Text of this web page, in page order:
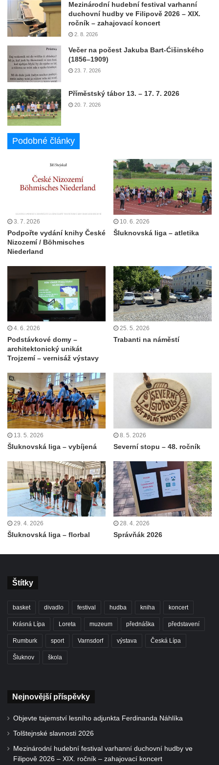
Mezinárodní hudební festival varhanní
duchovní hudby ve Filipově 2026 – XIX.
ročník – zahajovací koncert
2. 8. 2026
Večer na počest Jakuba Bart-Ćišinského
(1856–1909)
23. 7. 2026
Příměstský tábor 13. – 17. 7. 2026
20. 7. 2026
Podobné články
3. 7. 2026
Podpořte vydání knihy České
Nizozemí / Böhmisches
Niederland
10. 6. 2026
Šluknovská liga – atletika
4. 6. 2026
Podstávkové domy –
architektonický unikát
Trojzemí – vernisáž výstavy
25. 5. 2026
Trabanti na náměstí
13. 5. 2026
Šluknovská liga – vybíjená
8. 5. 2026
Severní stopu – 48. ročník
29. 4. 2026
Šluknovská liga – florbal
28. 4. 2026
Správňák 2026
Štítky
basket divadlo festival hudba kniha koncert
Krásná Lípa Loreta muzeum přednáška představení
Rumburk sport Varnsdorf výstava Česká Lípa
Šluknov škola
Nejnovější příspěvky
Objevte tajemství lesního adjunkta Ferdinanda Náhlíka
Tolštejnské slavnosti 2026
Mezinárodní hudební festival varhanní duchovní hudby ve
Filipově 2026 – XIX. ročník – zahajovací koncert